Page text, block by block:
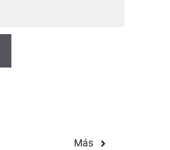
Más